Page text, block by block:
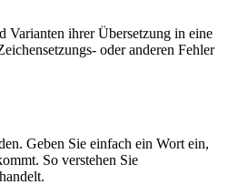
Varianten ihrer Übersetzung in eine
oder anderen Fehler
Geben Sie einfach ein Wort ein,
So verstehen Sie